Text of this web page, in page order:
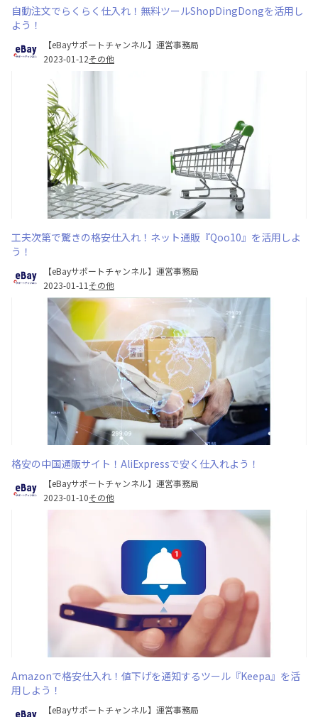
自動注文でらくらく仕入れ！無料ツールShopDingDongを活用し
よう！
【eBayサポートチャンネル】運営事務局
2023-01-12その他
工夫次第で驚きの格安仕入れ！ネット通販『Qoo10』を活用しよ
う！
【eBayサポートチャンネル】運営事務局
2023-01-11 その他
格安の中国通販サイト！AliExpressで安く仕入れよう！
【eBayサポートチャンネル】運営事務局
2023-01-10その他
Amazonで格安仕入れ！値下げを通知するツール『Keepa』を活
用しよう！
【eBayサポートチャンネル】運営事務局